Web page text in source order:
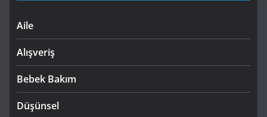
Aile
Alışveriş
Bebek Bakım
Düşünsel